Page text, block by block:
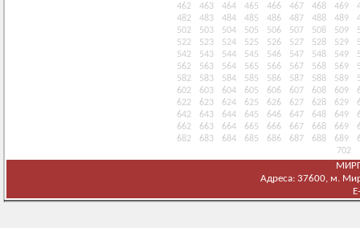
462
463 464 465 466 467 468 469
482
483 484 485 486 487 488 489
502
503 504 505 506 507 508 509
522
523 524 525 526 527 528 529
542
543 544 545 546 547 548 549
562
563 564 565 566 567 568 569
582
583 584 585 586 587 588 589
602
603 604 605 606 607 608 609
622
623 624 625 626 627 628 629
642
643 644 645 646 647 648 649
662
663 664 665 666 667 668 669
682
683 684 685 686 687 688 689
702
Адреса: 37600, м.